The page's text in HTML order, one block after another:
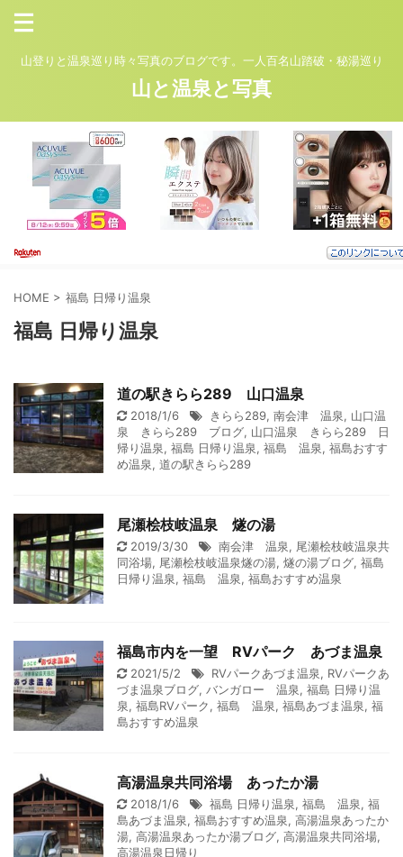
山登りと温泉巡り時々写真のブログです。一人百名山踏破・秘湯巡り
山と温泉と写真
HOME > 福島 日帰り温泉
福島 日帰り温泉
道の駅きらら289 山口温泉
2018/1/6 きらら289, 南会津 温泉, 山口温
泉 きらら289 ブログ, 山口温泉 きらら289 日
帰り温泉, 福島 日帰り温泉, 福島 温泉, 福島おすす
め温泉, 道の駅きらら289
尾瀬桧枝岐温泉 燧の湯
2019/3/30 南会津 温泉, 尾瀬桧枝岐温泉共
同浴場, 尾瀬桧枝岐温泉燧の湯, 燧の湯ブログ, 福島
日帰り温泉, 福島 温泉, 福島おすすめ温泉
福島市内を一望 RVパーク あづま温泉
2021/5/2 RVパークあづま温泉, RVパークあ
づま温泉ブログ, バンガロー 温泉, 福島 日帰り温
泉, 福島RVパーク, 福島 温泉, 福島あづま温泉, 福
島おすすめ温泉
高湯温泉共同浴場 あったか湯
2018/1/6 福島 日帰り温泉, 福島 温泉, 福
島あづま温泉, 福島おすすめ温泉, 高湯温泉あったか
湯, 高湯温泉あったか湯ブログ, 高湯温泉共同浴場,
高湯温泉日帰り